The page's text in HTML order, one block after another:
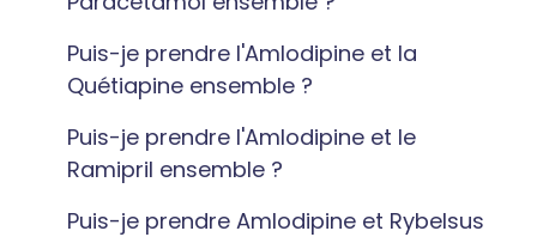
Puis-je prendre l'Amlodipine et la
Quétiapine ensemble ?
Puis-je prendre l'Amlodipine et le
Ramipril ensemble ?
Puis-je prendre Amlodipine et Rybelsus